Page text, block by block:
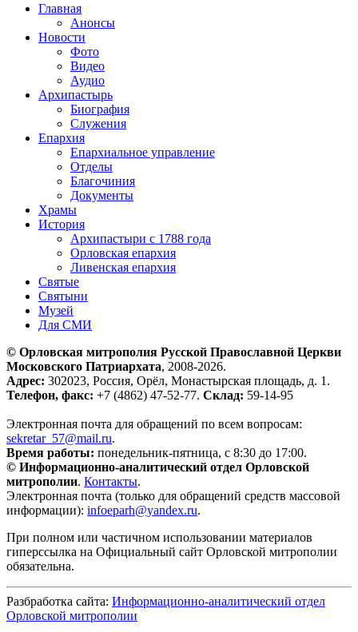
Главная
Анонсы
Новости
Фото
Видео
Аудио
Архипастырь
Биография
Служения
Епархия
Епархиальное управление
Отделы
Благочиния
Документы
Храмы
История
Архипастыри с 1788 года
Орловская епархия
Ливенская епархия
Святые
Святыни
Музей
Для СМИ
© Орловская митрополия Русской Православной Церкви
Московского Патриархата, 2008-2026.
Адрес: 302023, Россия, Орёл, Монастырская площадь, д. 1.
Телефон, факс: +7 (4862) 47-52-77. Склад: 59-14-95
Электронная почта для обращений по всем вопросам:
sekretar_57@mail.ru.
Время работы: понедельник-пятница, с 8:30 до 17:00.
© Информационно-аналитический отдел Орловской
митрополии. Контакты.
Электронная почта (только для обращений средств массовой
информации): infoeparh@yandex.ru.
При полном или частичном использовании материалов
гиперссылка на Официальный сайт Орловской митрополии
обязательна.
Разбработка сайта: Информационно-аналитический отдел
Орловской митрополии